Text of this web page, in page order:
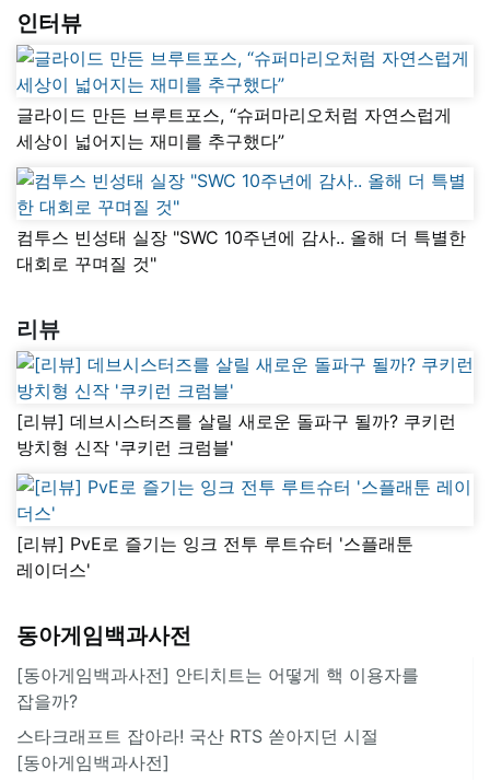
인터뷰
글라이드 만든 브루트포스, “슈퍼마리오처럼 자연스럽게
세상이 넓어지는 재미를 추구했다”
컴투스 빈성태 실장 "SWC 10주년에 감사.. 올해 더 특별한
대회로 꾸며질 것"
리뷰
[리뷰] 데브시스터즈를 살릴 새로운 돌파구 될까? 쿠키런
방치형 신작 '쿠키런 크럼블'
[리뷰] PvE로 즐기는 잉크 전투 루트슈터 '스플래툰
레이더스'
동아게임백과사전
[동아게임백과사전] 안티치트는 어떻게 핵 이용자를
잡을까?
스타크래프트 잡아라! 국산 RTS 쏟아지던 시절
[동아게임백과사전]